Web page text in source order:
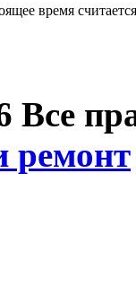
время
Все
ремонт